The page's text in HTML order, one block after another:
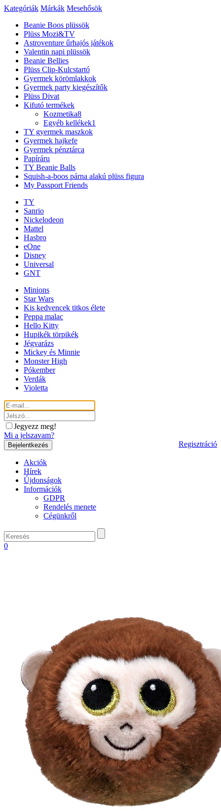
Kategóriák Márkák Mesehősök
Beanie Boos plüssök
Plüss Mozi&TV
Astroventure űrhajós játékok
Valentin napi plüssök
Beanie Bellies
Plüss Clip-Kulcstartó
Gyermek körömlakkok
Gyermek party kiegészítők
Plüss Divat
Kifutó termékek
Kozmetika8
Egyéb kellékek1
TY gyermek maszkok
Gyermek hajkefe
Gyermek pénztárca
Papíráru
TY Beanie Balls
Squish-a-boos párna alakú plüss figura
My Passport Friends
TY
Sanrio
Nickelodeon
Mattel
Hasbro
eOne
Disney
Universal
GNT
Minions
Star Wars
Kis kedvencek titkos élete
Peppa malac
Hello Kitty
Hupikék törpikék
Jégvarázs
Mickey és Minnie
Monster High
Pókember
Verdák
Violetta
Jegyezz meg!
Mi a jelszavam?
Regisztráció
Akciók
Hírek
Újdonságok
Információk
GDPR
Rendelés menete
Cégünkről
0